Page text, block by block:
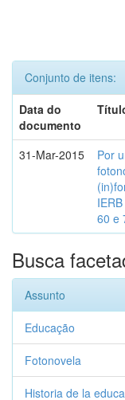
Conjunto de itens:
Data do
documento
31-Mar-2015
Por
60 e
Busca
Assunto
Educação
Fotonovela
Historia de la